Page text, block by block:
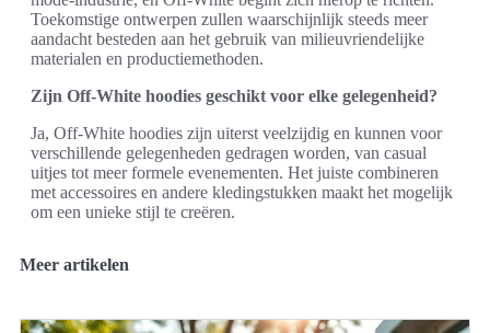
Toekomstige ontwerpen zullen waarschijnlijk steeds meer
aandacht besteden aan het gebruik van milieuvriendelijke
materialen en productiemethoden.
Zijn Off-White hoodies geschikt voor elke gelegenheid?
Ja, Off-White hoodies zijn uiterst veelzijdig en kunnen voor
verschillende gelegenheden gedragen worden, van casual
uitjes tot meer formele evenementen. Het juiste combineren
met accessoires en andere kledingstukken maakt het mogelijk
om een unieke stijl te creëren.
Meer artikelen